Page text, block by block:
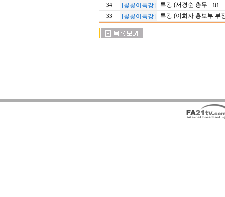
34 [꽃꽂이특강] 특강 (서경순 총무 [1]
33 [꽃꽂이특강] 특강 (이희자 홍보부 부